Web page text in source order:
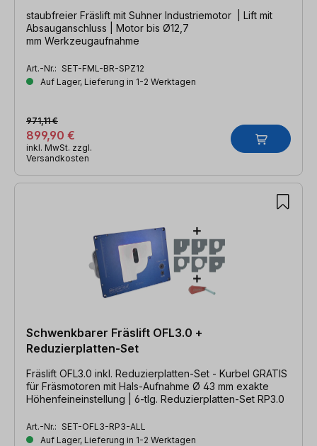
staubfreier Fräslift mit Suhner Industriemotor | Lift mit
Absauganschluss | Motor bis Ø12,7
mm Werkzeugaufnahme
Art.-Nr.: SET-FML-BR-SPZ12
Auf Lager, Lieferung in 1-2 Werktagen
899,90 €
971,11 €
inkl. MwSt. zzgl.
Versandkosten
Schwenkbarer Fräslift OFL3.0 +
Reduzierplatten-Set
Fräslift OFL3.0 inkl. Reduzierplatten-Set - Kurbel GRATIS
für Fräsmotoren mit Hals-Aufnahme Ø 43 mm exakte
Höhenfeineinstellung | 6-tlg. Reduzierplatten-Set RP3.0
Art.-Nr.: SET-OFL3-RP3-ALL
Auf Lager, Lieferung in 1-2 Werktagen